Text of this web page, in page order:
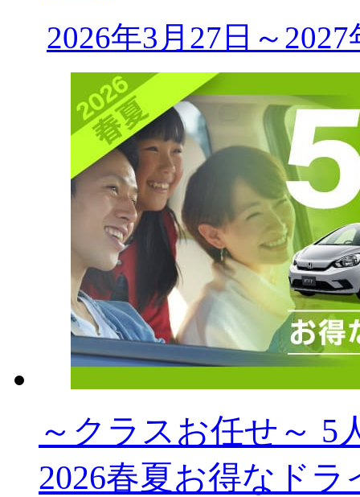
2026年3月27日～
～クラスお任せ～ 5
2026春夏お得なド